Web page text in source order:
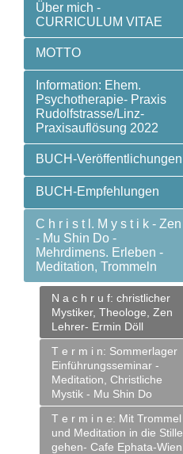
Über mich -
CURRICULUM VITAE
MOTTO
Information: Ehem.
Psychotherapie- Praxis
Rudolfstrasse/Linz-
Praxisauflösung 2022
BUCH-Veröffentlichungen
BUCH-Empfehlungen
C h r i s t l. M y s t i k - Zen
- Mu Shin Do -
Mehrdimens. Erleben -
Meditation, Trommeln
N a c h r u f: christlicher
Mystiker, Theologe, Zen
Lehrer- Ermin Döll
T e r m i n: Sommerlager
Einführungsseminar -
Meditation, Christliche
Mystik - Mu Shin Do
T e r m i n e: Mit Trommel
und Meditation in die Stille
gehen- Cafe Ephata-Wien